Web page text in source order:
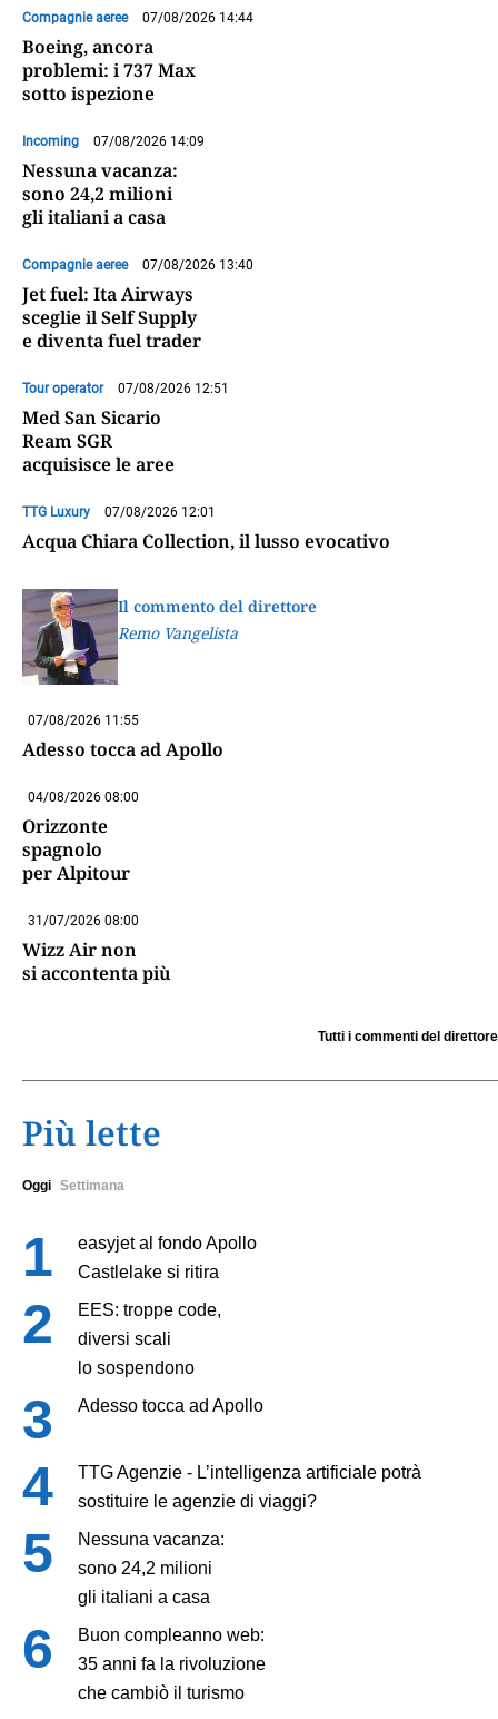
Compagnie aeree 07/08/2026 14:44
Boeing, ancora
problemi: i 737 Max
sotto ispezione
Incoming 07/08/2026 14:09
Nessuna vacanza:
sono 24,2 milioni
gli italiani a casa
Compagnie aeree 07/08/2026 13:40
Jet fuel: Ita Airways
sceglie il Self Supply
e diventa fuel trader
Tour operator 07/08/2026 12:51
Med San Sicario
Ream SGR
acquisisce le aree
TTG Luxury 07/08/2026 12:01
Acqua Chiara Collection, il lusso evocativo
Il commento del direttore
Remo Vangelista
07/08/2026 11:55
Adesso tocca ad Apollo
04/08/2026 08:00
Orizzonte
spagnolo
per Alpitour
31/07/2026 08:00
Wizz Air non
si accontenta più
Tutti i commenti del direttore
Più lette
Oggi Settimana
easyjet al fondo Apollo
Castlelake si ritira
EES: troppe code,
diversi scali
lo sospendono
Adesso tocca ad Apollo
TTG Agenzie - L’intelligenza artificiale potrà
sostituire le agenzie di viaggi?
Nessuna vacanza:
sono 24,2 milioni
gli italiani a casa
Buon compleanno web:
35 anni fa la rivoluzione
che cambiò il turismo